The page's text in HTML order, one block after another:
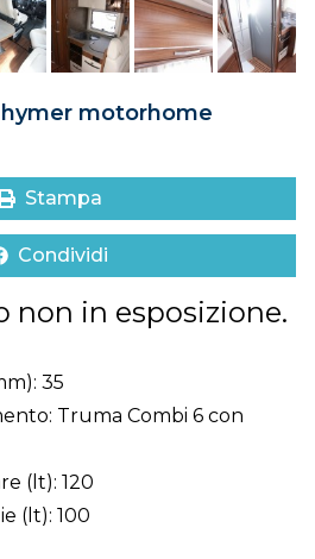
motorhome
Stampa
Condividi
non in esposizione.
35
Truma Combi 6 con
(lt): 120
(lt): 100